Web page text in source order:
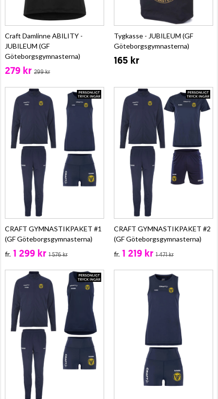
Craft Damlinne ABILITY -
JUBILEUM (GF
Göteborgsgymnasterna)
279 kr 299 kr
Tygkasse - JUBILEUM (GF
Göteborgsgymnasterna)
165 kr
CRAFT GYMNASTIKPAKET #1
(GF Göteborgsgymnasterna)
fr. 1 299 kr 1 576 kr
CRAFT GYMNASTIKPAKET #2
(GF Göteborgsgymnasterna)
fr. 1 219 kr 1 471 kr